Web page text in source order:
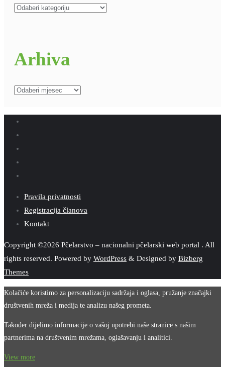
Kategorije
Arhiva
Arhiva
Pravila privatnosti
Registracija članova
Kontakt
Copyright ©2026 Pčelarstvo – nacionalni pčelarski web portal . All
rights reserved. Powered by WordPress & Designed by Bizberg
Themes
Kolačiće koristimo za personalizaciju sadržaja i oglasa, pružanje značajki
društvenih mreža i medija te analizu našeg prometa.
Također dijelimo informacije o vašoj upotrebi naše stranice s našim
partnerima na društvenim mrežama, oglašavanju i analitici.
View more